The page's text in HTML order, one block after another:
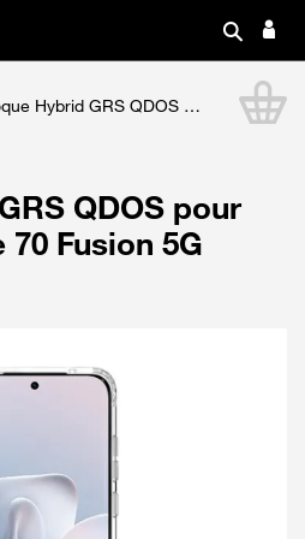
GRS QDOS pour Motorola Edge 70 Fusion 5G cristal
QDOS pour
Fusion 5G